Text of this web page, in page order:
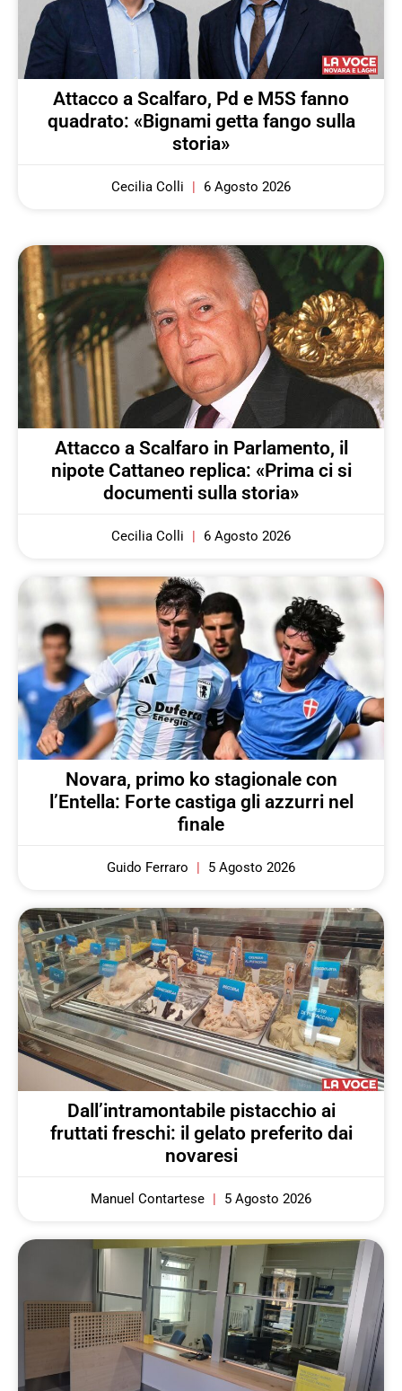
Attacco a Scalfaro, Pd e M5S fanno
quadrato: «Bignami getta fango sulla
storia»
Cecilia Colli 6 Agosto 2026
Attacco a Scalfaro in Parlamento, il
nipote Cattaneo replica: «Prima ci si
documenti sulla storia»
Cecilia Colli 6 Agosto 2026
Novara, primo ko stagionale con
l’Entella: Forte castiga gli azzurri nel
finale
Guido Ferraro 5 Agosto 2026
Dall’intramontabile pistacchio ai
fruttati freschi: il gelato preferito dai
novaresi
Manuel Contartese 5 Agosto 2026